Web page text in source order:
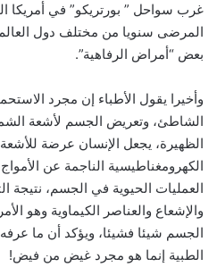
غرب سواحل ” بورتريكو” في أمريكا
المرضى سنويا من مختلف دول العالم
بعض “أمراض الرفاهية”.
وأخيرا يقول الأطباء إن مجرد
الشاطئ، وتعريض الجسم لأشعة
الظهيرة، يجعل الإنسان عرضة
الكهرومغناطيسية الناجمة عن
العمليات الحيوية في الجسم، نتيجة
والإشعاع والعناصر الكيماوية وهو
الجسم شيئا فشيئا، ويؤكد أن ما
الطبية إنما هو مجرد غيض من فيض!